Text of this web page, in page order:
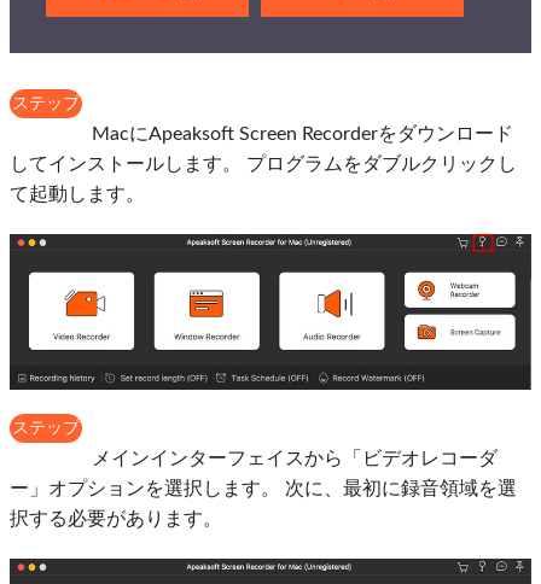
ステップ
MacにApeaksoft Screen Recorderをダウンロード
してインストールします。 プログラムをダブルクリックし
て起動します。
ステップ
メインインターフェイスから「ビデオレコーダ
ー」オプションを選択します。 次に、最初に録音領域を選
択する必要があります。